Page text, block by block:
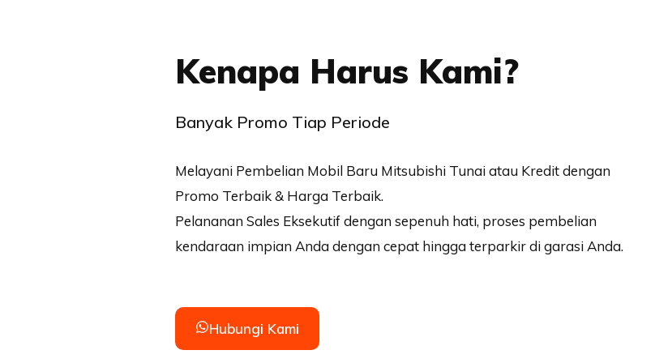
Kenapa Harus Kami?
Banyak Promo Tiap Periode
Melayani Pembelian Mobil Baru Mitsubishi Tunai atau Kredit dengan
Promo Terbaik & Harga Terbaik.
Pelananan Sales Eksekutif dengan sepenuh hati, proses pembelian
kendaraan impian Anda dengan cepat hingga terparkir di garasi Anda.
Hubungi Kami